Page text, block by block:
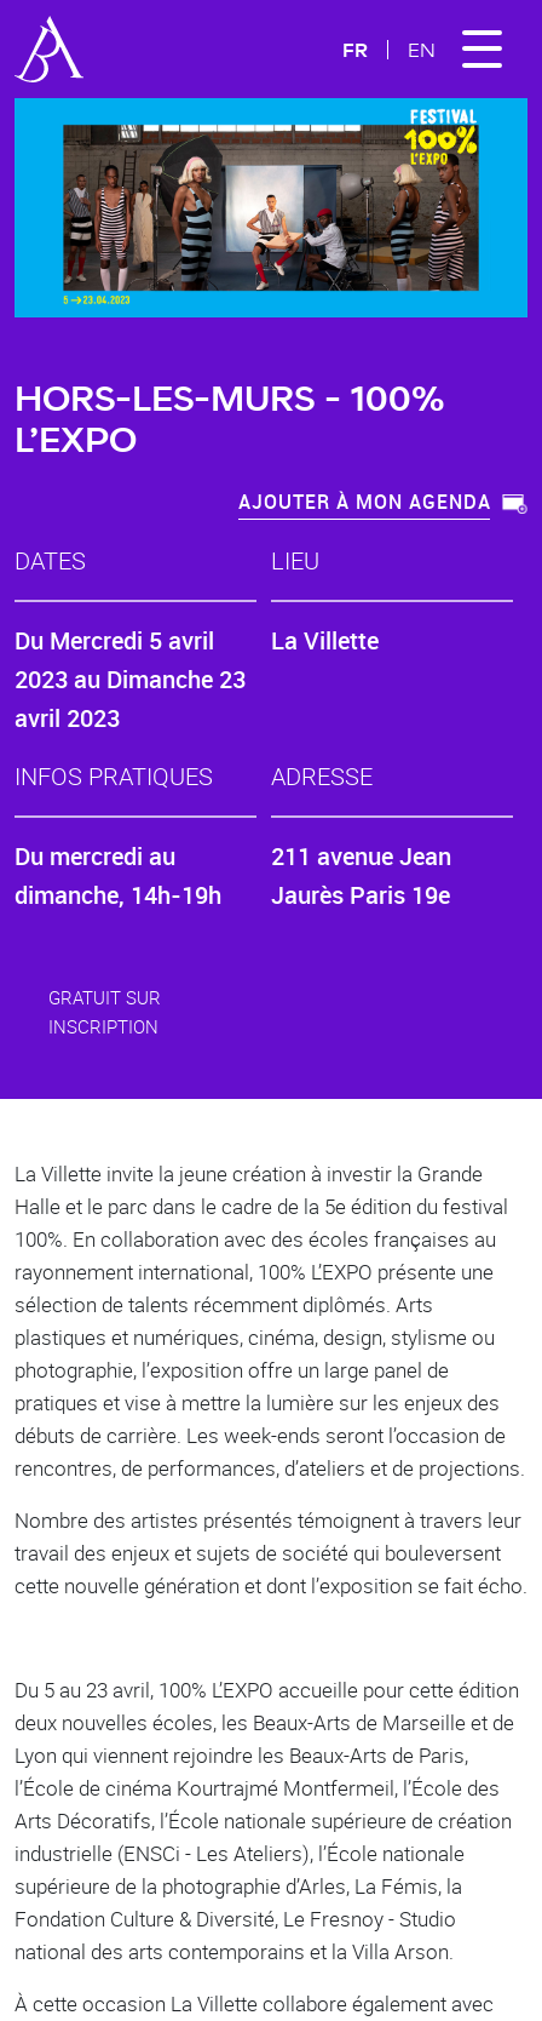
FR EN
HORS-LES-MURS - 100%
L’EXPO
AJOUTER À MON AGENDA
DATES
Du Mercredi 5 avril
2023au Dimanche 23
avril 2023
LIEU
La Villette
INFOS PRATIQUES
Du mercredi au
dimanche, 14h-19h
ADRESSE
211 avenue Jean
Jaurès Paris 19e
GRATUIT SUR
INSCRIPTION
Body
La Villette invite la jeune création à investir la Grande
Halle et le parc dans le cadre de la 5e édition du festival
100%. En collaboration avec des écoles françaises au
rayonnement international, 100% L’EXPO présente une
sélection de talents récemment diplômés. Arts
plastiques et numériques, cinéma, design, stylisme ou
photographie, l’exposition offre un large panel de
pratiques et vise à mettre la lumière sur les enjeux des
débuts de carrière. Les week-ends seront l’occasion de
rencontres, de performances, d’ateliers et de projections.
Nombre des artistes présentés témoignent à travers leur
travail des enjeux et sujets de société qui bouleversent
cette nouvelle génération et dont l’exposition se fait écho.
Du 5 au 23 avril, 100% L’EXPO accueille pour cette édition
deux nouvelles écoles, les Beaux-Arts de Marseille et de
Lyon qui viennent rejoindre les Beaux-Arts de Paris,
l’École de cinéma Kourtrajmé Montfermeil, l’École des
Arts Décoratifs, l’École nationale supérieure de création
industrielle (ENSCi - Les Ateliers), l’École nationale
supérieure de la photographie d’Arles, La Fémis, la
Fondation Culture & Diversité, Le Fresnoy - Studio
national des arts contemporains et la Villa Arson.
À cette occasion La Villette collabore également avec